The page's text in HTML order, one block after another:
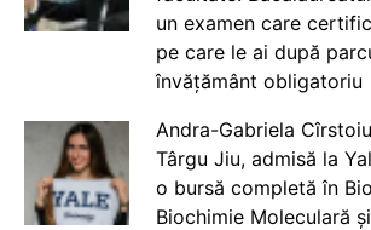
un examen care
pe care le ai după
învățământ obligatoriu
Andra-Gabriela
Târgu Jiu, admisă la
o bursă completă în
Biochimie Moleculară